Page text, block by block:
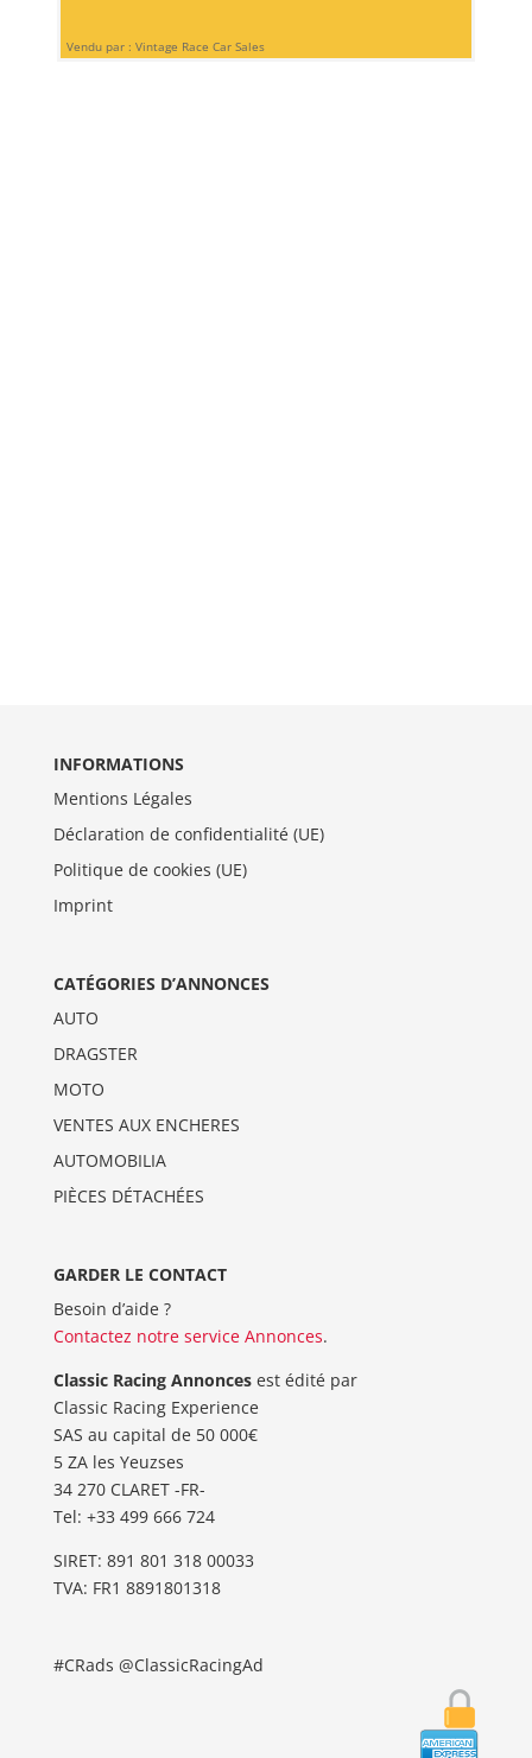
Vendu par : Vintage Race Car Sales
INFORMATIONS
Mentions Légales
Déclaration de confidentialité (UE)
Politique de cookies (UE)
Imprint
CATÉGORIES D’ANNONCES
AUTO
DRAGSTER
MOTO
VENTES AUX ENCHERES
AUTOMOBILIA
PIÈCES DÉTACHÉES
GARDER LE CONTACT
Besoin d’aide ?
Contactez notre service Annonces.
Classic Racing Annoncesest édité par
Classic Racing Experience
SAS au capital de 50 000€
5 ZA les Yeuzses
34 270 CLARET -FR-
Tel: ‭+33 499 666 724‬
SIRET: 891 801 318 00033
TVA: FR1 8891801318
#CRads @ClassicRacingAd